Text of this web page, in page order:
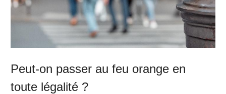
Peut-on passer au feu orange en
toute légalité ?